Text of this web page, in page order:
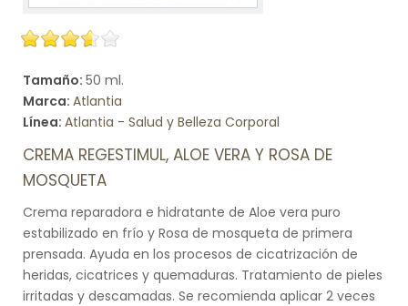
Tamaño: 50 ml.
Marca: Atlantia
Línea: Atlantia - Salud y Belleza Corporal
CREMA REGESTIMUL, ALOE VERA Y ROSA DE
MOSQUETA
Crema reparadora e hidratante de Aloe vera puro
estabilizado en frío y Rosa de mosqueta de primera
prensada. Ayuda en los procesos de cicatrización de
heridas, cicatrices y quemaduras. Tratamiento de pieles
irritadas y descamadas. Se recomienda aplicar 2 veces